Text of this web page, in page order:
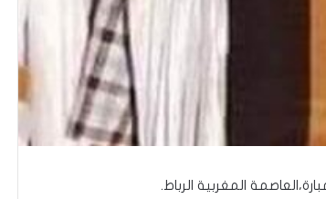
المغربية الرباط.